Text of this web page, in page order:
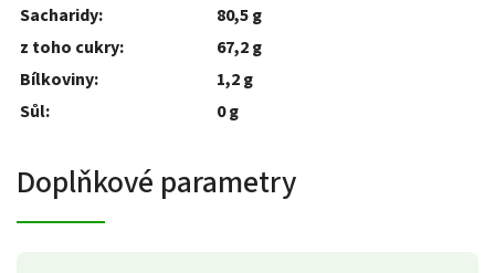
Sacharidy:
80,5 g
z toho cukry:
67,2 g
Bílkoviny:
1,2 g
Sůl:
0 g
Doplňkové parametry